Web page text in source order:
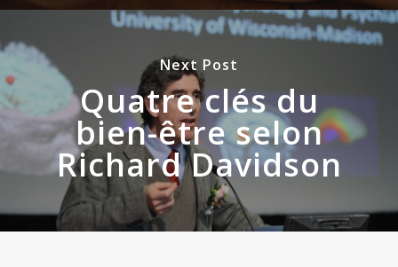
Next Post
Quatre clés du
bien-être selon
Richard Davidson